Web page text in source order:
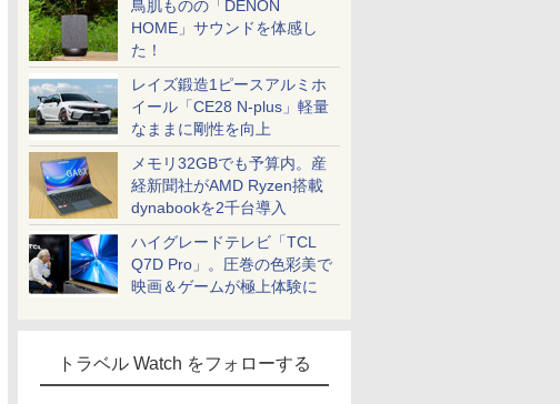
鳥肌ものの「DENON
HOME」サウンドを体感し
た！
レイズ鍛造1ピースアルミホ
イール「CE28 N-plus」軽量
なままに剛性を向上
メモリ32GBでも予算内。産
経新聞社がAMD Ryzen搭載
dynabookを2千台導入
ハイグレードテレビ「TCL
Q7D Pro」。圧巻の色彩美で
映画＆ゲームが極上体験に
トラベル Watch をフォローする